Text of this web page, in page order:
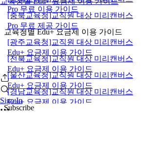
Sign In
Pro 무료 이용 가이드
[충북교육청]교직원 대상 미리캔버스
Pro 무료 제공 가이드
교육청별 Edu+ 요금제 이용 가이드
[광주교육청]교직원 대상 미리캔버스
Edu+ 요금제 이용 가이드
[전북교육청]교직원 대상 미리캔버스
Edu+ 요금제 이용 가이드
[울산교육청]교직원 대상 미리캔버스
Edu+ 요금제 이용 가이드
[경남교육청]교직원 대상 미리캔버스
Edu+ 요금제 이용 가이드
Subscribe